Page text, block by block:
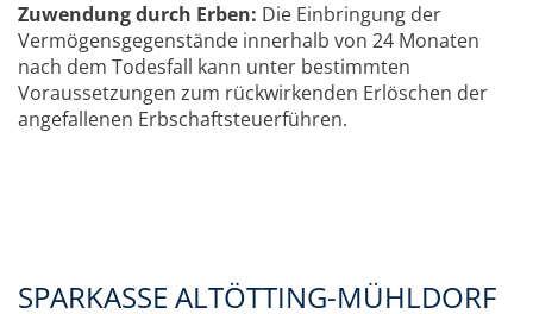
Zuwendung durch Erben: Die Einbringung der
Vermögensgegenstände innerhalb von 24 Monaten
nach dem Todesfall kann unter bestimmten
Voraussetzungen zum rückwirkenden Erlöschen der
angefallenen Erbschaftsteuerführen.
SPARKASSE ALTÖTTING-MÜHLDORF